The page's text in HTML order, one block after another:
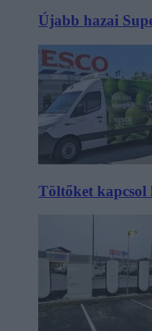
Újabb hazai
Töltőket kapcsol